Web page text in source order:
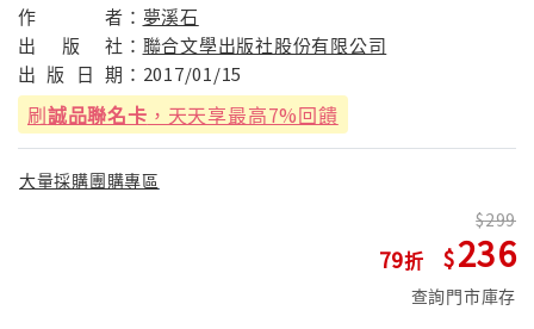
作 者： 夢溪石
出
版 社： 聯合文學出版社股份有限公司
出 版 日 期： 2017/01/15
刷誠品聯名卡 ，天天享最高7%回饋
大量採購團購專區
79
299
236
查詢門市庫存